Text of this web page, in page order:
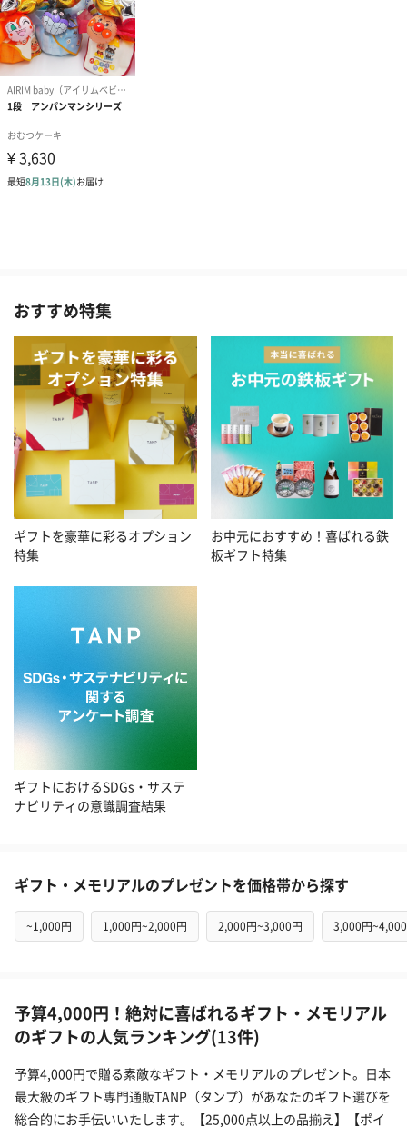
おすすめ特集
ギフトを豪華に彩るオプション
特集
お中元におすすめ！喜ばれる鉄
板ギフト特集
ギフトにおけるSDGs・サステ
ナビリティの意識調査結果
ギフト・メモリアルのプレゼントを価格帯から探す
~1,000円 1,000円~2,000円 2,000円~3,000円 3,000円
予算4,000円！絶対に喜ばれるギフト・メモリアル
のギフトの人気ランキング(13件)
予算4,000円で贈る素敵なギフト・メモリアルのプレゼント。日本
最大級のギフト専門通販TANP（タンプ）があなたのギフト選びを
総合的にお手伝いいたします。【25,000点以上の品揃え】【ポイ